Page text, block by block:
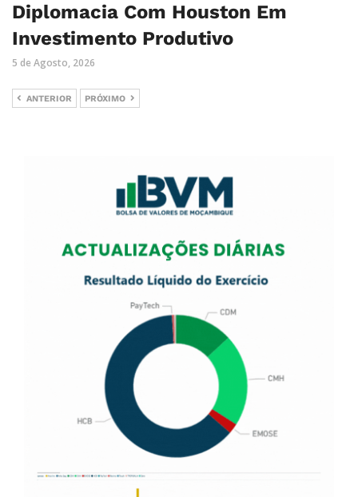
Diplomacia Com Houston Em
Investimento Produtivo
5 de Agosto, 2026
ANTERIOR PRÓXIMO